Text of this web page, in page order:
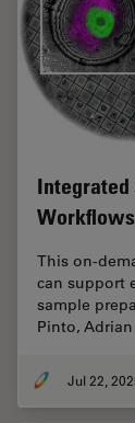
Integrated
This on-
can support
sample
Pinto,
Jul 22,